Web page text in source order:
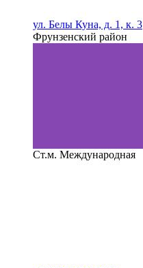
ул. Белы Куна, д. 1, к. 3
Фрунзенский район
Ст.м. Международная